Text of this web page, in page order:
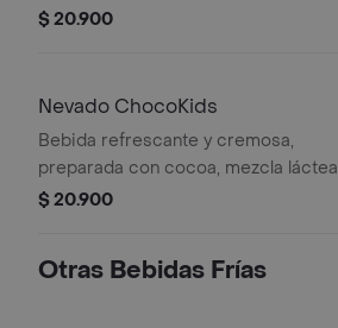
café y leche.
$ 20.900
Nevado ChocoKids
Bebida refrescante y cremosa,
preparada con cocoa, mezcla láctea
reducida en azúcar, decorada con
$ 20.900
Otras Bebidas Frías